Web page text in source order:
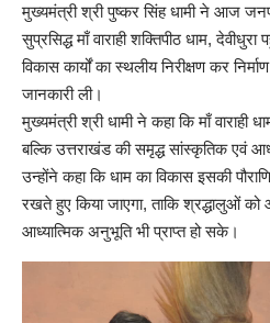
मुख्यमंत्री श्री पुष्कर सिंह धामी ने आज
सुप्रसिद्ध माँ वाराही शक्तिपीठ धाम,
विकास कार्यों का स्थलीय निरीक्षण कर
जानकारी ली।
मुख्यमंत्री श्री धामी ने कहा कि माँ
बल्कि उत्तराखंड की समृद्ध सांस्कृतिक एवं
उन्होंने कहा कि धाम का विकास इसकी
रखते हुए किया जाएगा, ताकि श्रद्धालुओं
आध्यात्मिक अनुभूति भी प्राप्त हो सके।